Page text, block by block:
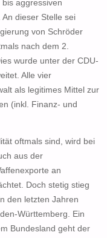
aggressiven
dieser Stelle sei
von Schröder
nach dem 2.
wurde unter der CDU-
Alle vier
als legitimes Mittel zur
(inkl. Finanz- und
oftmals sind, wird bei
aus der
an
Doch stetig stieg
den letzten Jahren
Württemberg. Ein
Bundesland geht der